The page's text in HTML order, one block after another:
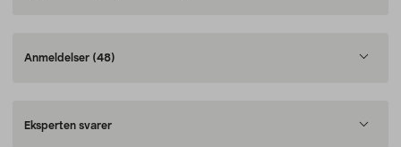
Anmeldelser (48)
Eksperten svarer